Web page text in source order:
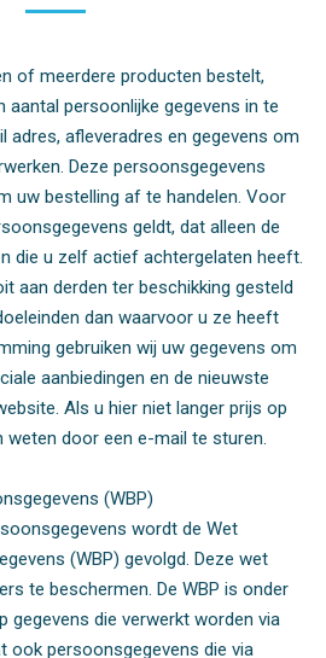
of meerdere producten bestelt,
aantal persoonlijke gegevens in te
adres, afleveradres en gegevens om
Deze persoonsgegevens
uw bestelling af te handelen. Voor
geldt, dat alleen de
die u zelf actief achtergelaten heeft.
aan derden ter beschikking gesteld
dan waarvoor u ze heeft
gebruiken wij uw gegevens om
aanbiedingen en de nieuwste
Als u hier niet langer prijs op
door een e-mail te sturen.
(WBP)
wordt de Wet
(WBP) gevolgd. Deze wet
te beschermen. De WBP is onder
gegevens die verwerkt worden via
ook persoonsgegevens die via